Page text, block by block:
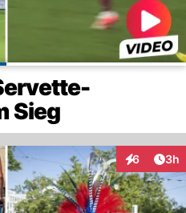
Sieg
6 3h